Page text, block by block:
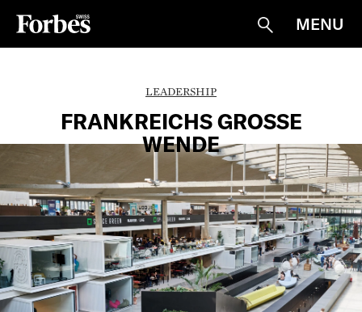
Suche
MENU
LEADERSHIP
FRANKREICHS GROSSE
WENDE